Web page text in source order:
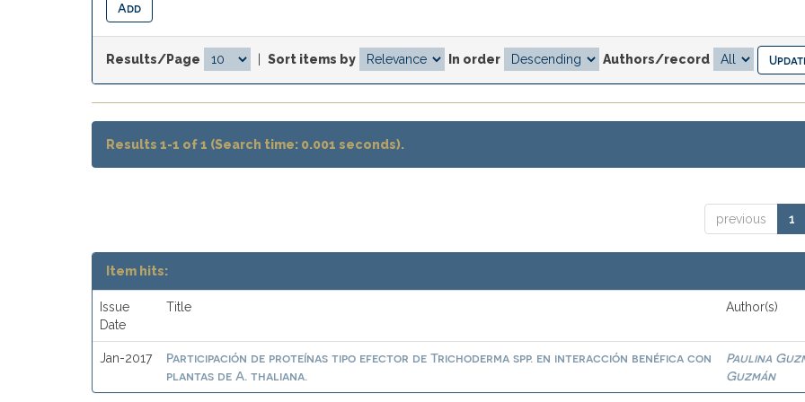
Results/Page Sort items by In order Authors/record
Results 1-1 of 1 (Search time: 0.001 seconds).
previous 1
Item hits:
Issue
Date
Title Author(s)
Jan-2017
Participación de proteínas tipo efector de Trichoderma spp. en interacción benéfica con
plantas de A. thaliana.
Paulina
Guzmán